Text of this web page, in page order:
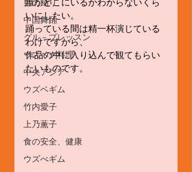
男の踊り
中国舞踊
グル－プレッスン
ウズベク料理
中央アジア
ウズベギム
竹内愛子
上乃薫子
食の安全、健康
ウズべギム
いにしたい。
踊っている間は精一杯演じている
わけですから、
作品の中に入り込んで観てもらい
たいものです。